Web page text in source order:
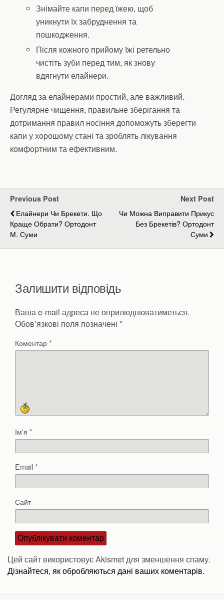
Знімайте капи перед їжею, щоб
уникнути їх забруднення та
пошкодження.
Після кожного прийому їжі ретельно
чистіть зуби перед тим, як знову
вдягнути елайнери.
Догляд за елайнерами простий, але важливий.
Регулярне чищення, правильне зберігання та
дотримання правил носіння допоможуть зберегти
капи у хорошому стані та зроблять лікування
комфортним та ефективним.
Previous Post
Елайнери Чи Брекети. Що
Краще Обрати? Ортодонт
М. Суми
Next Post
Чи Можна Виправити Прикус
Без Брекетів? Ортодонт
Суми
Залишити відповідь
Ваша e-mail адреса не оприлюднюватиметься.
Обов’язкові поля позначені *
Коментар*
Ім'я *
Email*
Сайт
Цей сайт використовує Akismet для зменшення спаму.
Дізнайтеся, як обробляються дані ваших коментарів.